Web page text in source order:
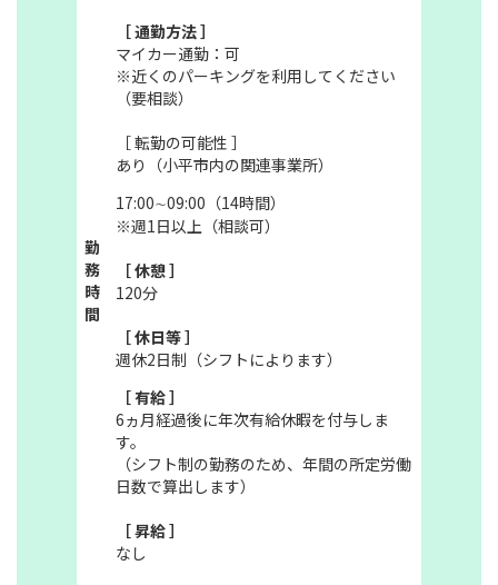
［ 通勤方法 ］
マイカー通勤：可
※近くのパーキングを利用してください
（要相談）
［ 転勤の可能性 ］
あり（小平市内の関連事業所）
勤
務
時
間
17:00∼09:00（14時間）
※週1日以上（相談可）
［ 休憩 ］
120分
［ 休日等 ］
週休2日制（シフトによります）
［ 有給 ］
6ヵ月経過後に年次有給休暇を付与しま
す。
（シフト制の勤務のため、年間の所定労働
日数で算出します）
［ 昇給 ］
なし